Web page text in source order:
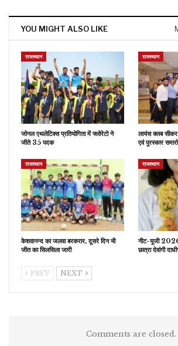
YOU MIGHT ALSO LIKE
राजस्थान
जोनल एथलेटिक्स प्रतियोगिता में फ्लोरेटो ने
जीते 35 पदक
राजस्थान
लायंस क्लब सीकर
एवं पुरस्कार
राजस्थान
केशवानन्द का जलवा बरकरार, दूसरे दिन भी
जीत का सिलसिला जारी
राजस्थान
नीट-यूजी 2026
छात्रा देवांगी
PREV NEXT
Comments are closed.